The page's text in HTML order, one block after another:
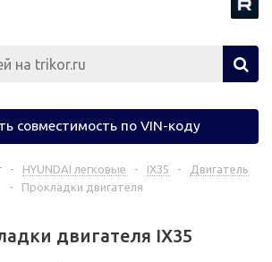
совместимость по VIN-коду
- HYUNDAI легковые - IX35 -
Двигатель
-
Прокладки двигателя
двигателя IX35